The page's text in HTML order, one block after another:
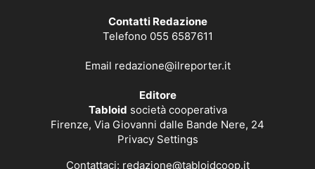
Contatti Redazione
Telefono 055 6587611
Email redazione@ilreporter.it
Editore
Tabloid società cooperativa
Firenze, Via Giovanni dalle Bande Nere, 24
Privacy Settings
Contattaci: redazione@tabloidcoop.it